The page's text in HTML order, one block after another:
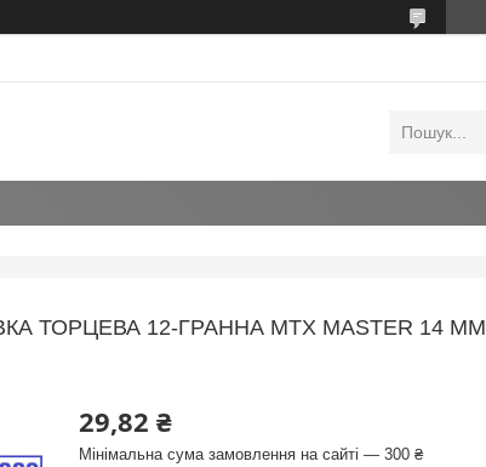
ТОРЦЕВА 12-ГРАННА МТХ MASTER 14 ММ
29,82 ₴
Мінімальна сума замовлення на сайті — 300 ₴